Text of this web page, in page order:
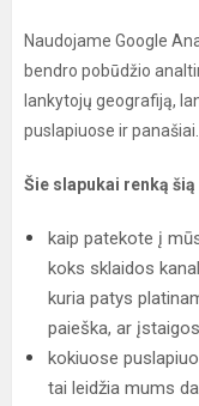
Naudojame Google
bendro pobūdžio
lankytojų geografiją,
puslapiuose ir panašiai.
Šie slapukai renką
kaip patekote į
koks sklaidos
kuria patys
paieška, ar
kokiuose
tai leidžia mums